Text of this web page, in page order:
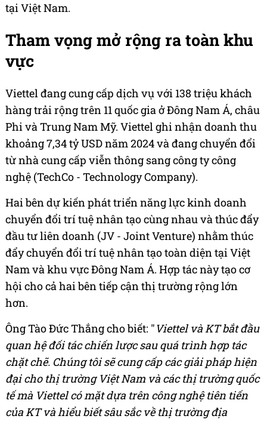
tại Việt Nam.
Tham vọng mở rộng ra toàn khu
vực
Viettel đang cung cấp dịch vụ với 138 triệu khách
hàng trải rộng trên 11 quốc gia ở Đông Nam Á, châu
Phi và Trung Nam Mỹ. Viettel ghi nhận doanh thu
khoảng 7,34 tỷ USD năm 2024 và đang chuyển đổi
từ nhà cung cấp viễn thông sang công ty công
nghệ (TechCo - Technology Company).
Hai bên dự kiến phát triển năng lực kinh doanh
chuyển đổi trí tuệ nhân tạo cùng nhau và thúc đẩy
đầu tư liên doanh (JV - Joint Venture) nhằm thúc
đẩy chuyển đổi trí tuệ nhân tạo toàn diện tại Việt
Nam và khu vực Đông Nam Á. Hợp tác này tạo cơ
hội cho cả hai bên tiếp cận thị trường rộng lớn
hơn.
Ông Tào Đức Thắng cho biết: "Viettel và KT bắt đầu
quan hệ đối tác chiến lược sau quá trình hợp tác
chặt chẽ. Chúng tôi sẽ cung cấp các giải pháp hiện
đại cho thị trường Việt Nam và các thị trường quốc
tế mà Viettel có mặt dựa trên công nghệ tiên tiến
của KT và hiểu biết sâu sắc về thị trường địa